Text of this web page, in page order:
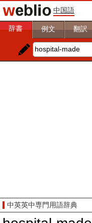
中国語
辞書 例文 翻訳
中英英中専門用語辞典